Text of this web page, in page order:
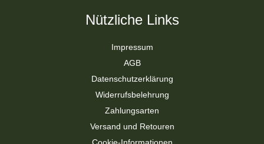
Nützliche Links
Impressum
AGB
Datenschutzerklärung
Widerrufsbelehrung
Zahlungsarten
Versand und Retouren
Cookie-Informationen